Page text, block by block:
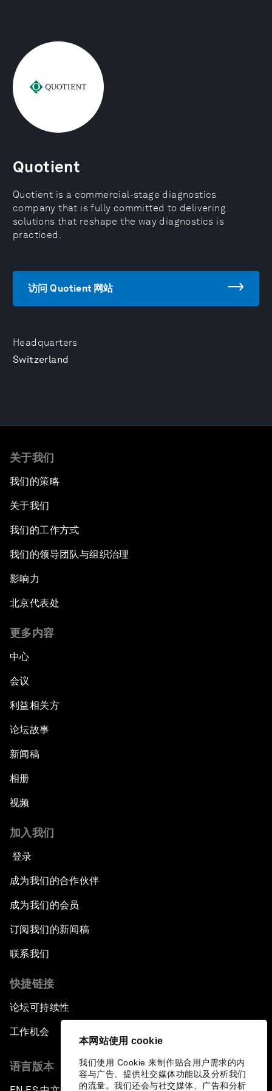
本网站使用 cookie
我们使用 Cookie 来制作贴合用户需求的内
容与广告、提供社交媒体功能以及分析我们
的流量。我们还会与社交媒体、广告和分析
Headquarters
Switzerland
Quotient
Quotient is a commercial-stage diagnostics
company that is fully committed to delivering
solutions that reshape the way diagnostics is
practiced.
访问 Quotient 网站
关于我们
我们的策略
关于我们
我们的工作方式
我们的领导团队与组织治理
影响力
北京代表处
更多内容
中心
会议
利益相关方
论坛故事
新闻稿
相册
视频
加入我们
登录
成为我们的合作伙伴
成为我们的会员
订阅我们的新闻稿
联系我们
快捷链接
论坛可持续性
工作机会
语言版本
▪ ▪ ▪